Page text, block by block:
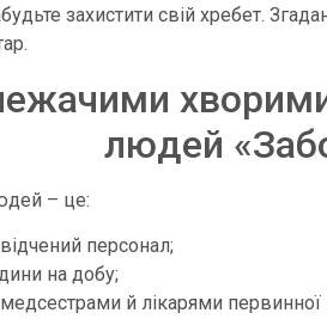
захистити свій хребет.
людей
– це:
персонал;
на добу;
медсестрами й лікарями